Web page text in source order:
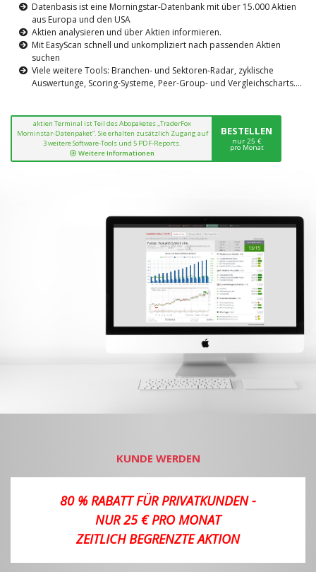
Datenbasis ist eine Morningstar-Datenbank mit über 15.000 Aktien
aus Europa und den USA
Aktien analysieren und über Aktien informieren.
Mit EasyScan schnell und unkompliziert nach passenden Aktien
suchen
Viele weitere Tools: Branchen- und Sektoren-Radar, zyklische
Auswertunge, Scoring-Systeme, Peer-Group- und Vergleichscharts....
aktien Terminal ist Teil des Abopaketes „TraderFox
Morninstar-Datenpaket“. Sie erhalten zusätzlich Zugang auf
3 weitere Software-Tools und 5 PDF-Reports.
Weitere Informationen
BESTELLEN
nur 25 €
pro Monat
KUNDE WERDEN
80 % RABATT FÜR PRIVATKUNDEN -
NUR 25 € PRO MONAT
ZEITLICH BEGRENZTE AKTION